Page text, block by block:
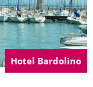
Hotel Bardolino